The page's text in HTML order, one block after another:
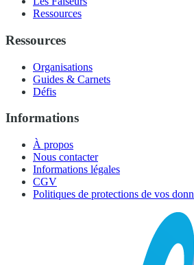
Ressources
Ressources
Organisations
Guides & Carnets
Défis
Informations
À propos
Nous contacter
Informations légales
CGV
Politiques de protections de vos